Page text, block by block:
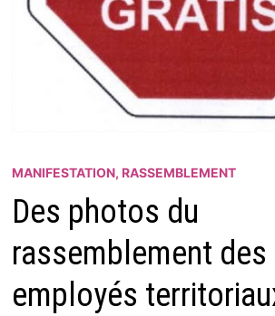
MANIFESTATION, RASSEMBLEMENT
Des photos du
rassemblement des
employés